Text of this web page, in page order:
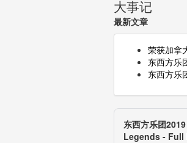
大事记
最新文章
荣获加拿
东西方乐
东西方乐
东西方乐团
Legends - Full